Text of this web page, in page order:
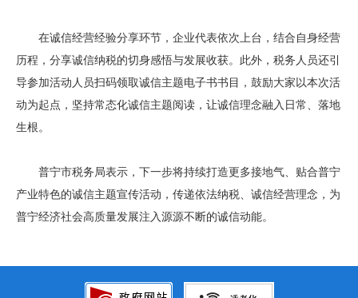
在诚信经营经验分享环节，企业代表依次上台，结合自身经营
历程，分享诚信纳税的切身感悟与发展收获。此外，税务人员还引
导参加活动人员扫码领取诚信主题电子书书目，鼓励大家以本次活
动为起点，坚持常态化诚信主题阅读，让诚信理念融入日常、落地
生根。
普宁市税务局表示，下一步将持续打造更多接地气、贴合普宁
产业特色的诚信主题宣传活动，传递依法纳税、诚信经营理念，为
普宁经济社会高质量发展注入源源不断的诚信动能。